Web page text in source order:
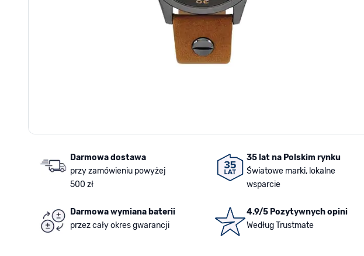
Darmowa dostawa
przy zamówieniu powyżej
500 zł
35 lat na Polskim rynku
Światowe marki, lokalne
wsparcie
Darmowa wymiana baterii
przez cały okres gwarancji
4.9/5 Pozytywnych opini
Według Trustmate